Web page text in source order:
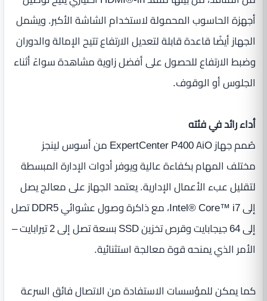
أجهزة الحاسوب المحمولة لاستخدام الشاشة الأكبر. ويشمل
الجهاز أيضًا قاعدة قابلة لتعديل الارتفاع تتيح الإمالة والدوران
وضبط الارتفاع للحصول على أفضل زاوية مشاهدة سواءً أثناء
الجلوس أو الوقوف.
أداء رائد في فئته
صُمم جهاز ExpertCenter P400 AiO من أسوس لينجز
مختلف المهام بكفاءة عالية ويوفر أدوات الإدارة المبسطة
لتقليل عبء الأعمال الإدارية. يعتمد الجهاز على معالج يصل
إلى Intel® Core™ i7، مع ذاكرة وصول عشوائي DDR5 تصل
إلى 64 جيجابايت وقرص تخزين SSD بسعة تصل إلى 2 تيرابايت –
الأمر الذي يمنحه قوة معالجة استثنائية.
كما يمكن للمؤسسات الاستفادة من الاتصال فائق السرعة